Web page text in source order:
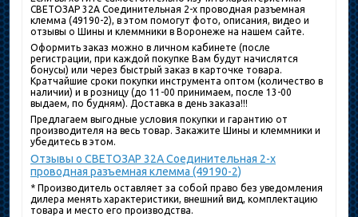
СВЕТОЗАР 32A Соединительная 2-х проводная разъемная
клемма (49190-2), в этом помогут фото, описания, видео и
отзывы о Шины и клеммники в Воронеже на нашем сайте.
Оформить заказ можно в личном кабинете (после
регистрации, при каждой покупке Вам будут начислятся
бонусы) или через быстрый заказ в карточке товара.
Кратчайшие сроки покупки инструмента оптом (количество в
наличии) и в розницу (до 11-00 принимаем, после 13-00
выдаем, по будням). Доставка в день заказа!!!
Предлагаем выгодные условия покупки и гарантию от
производителя на весь товар. Закажите Шины и клеммники и
убедитесь в этом.
Отзывы о СВЕТОЗАР 32A Соединительная 2-х
проводная разъемная клемма (49190-2)
* Производитель оставляет за собой право без уведомления
дилера менять характеристики, внешний вид, комплектацию
товара и место его производства.